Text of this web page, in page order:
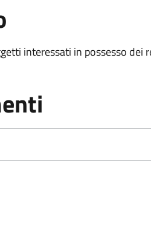
interessati in possesso dei